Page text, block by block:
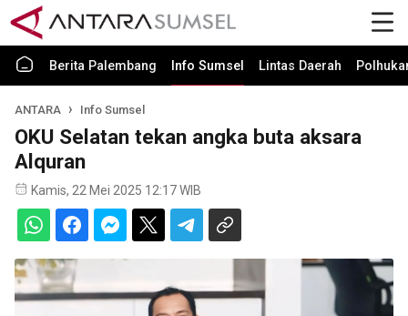
Berita Palembang Info Sumsel Lintas Daerah
ANTARA Info Sumsel
OKU Selatan tekan angka buta aksara
Alquran
Kamis, 22 Mei 2025 12:17 WIB